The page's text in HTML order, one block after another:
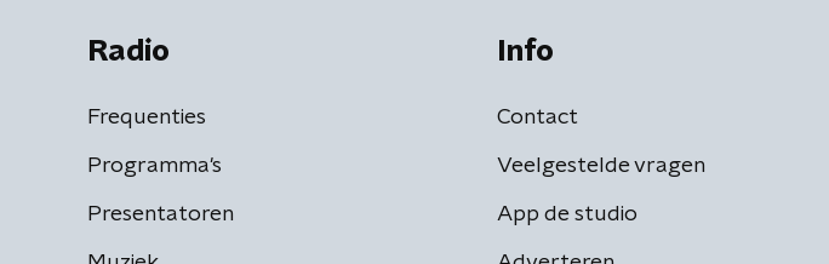
Radio
Frequenties
Programma's
Presentatoren
Info
Contact
Veelgestelde vragen
App de studio